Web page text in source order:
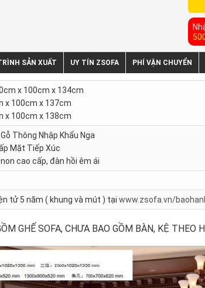
SẢN XUẤT UY TÍN ZSOFA PHÍ VẬN CHUYỂN
x 100cm x 134cm
x 100cm x 137cm
x 100cm x 138cm
Thông Nhập Khẩu Nga
Mặt Tiếp Xúc
cao cấp, đàn hồi êm ái
tử 5 năm ( khung và mút ) tại www.zsofa.vn/
GHẾ SOFA, CHƯA BAO GỒM BÀN, KỆ THEO